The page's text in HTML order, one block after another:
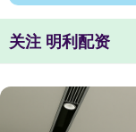
关注 明利配资